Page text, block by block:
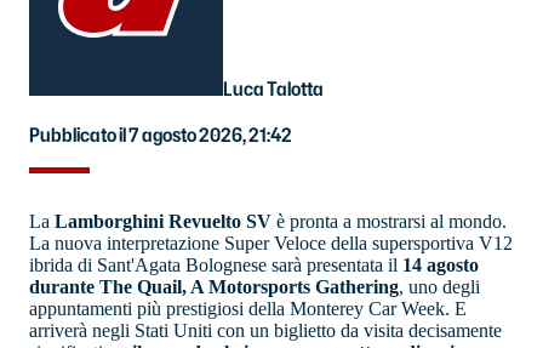
Luca Talotta
Pubblicato il 7 agosto 2026, 21:42
La Lamborghini Revuelto SV è pronta a mostrarsi al mondo.
La nuova interpretazione Super Veloce della supersportiva V12
ibrida di Sant'Agata Bolognese sarà presentata il 14 agosto
durante The Quail, A Motorsports Gathering, uno degli
appuntamenti più prestigiosi della Monterey Car Week. E
arriverà negli Stati Uniti con un biglietto da visita decisamente